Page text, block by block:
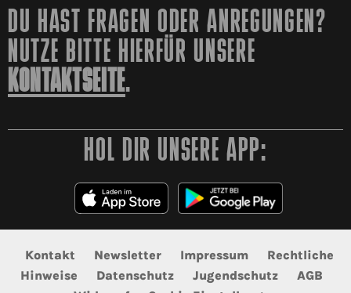
DU HAST FRAGEN ODER ANREGUNGEN?
NUTZE BITTE HIERFÜR UNSERE
KONTAKTSEITE.
HOL DIR UNSERE APP:
Kontakt Newsletter Impressum
Rechtliche
Hinweise
Datenschutz Jugendschutz
AGB